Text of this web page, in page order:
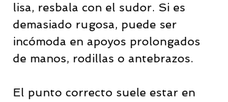
lisa, resbala con el sudor. Si es
demasiado rugosa, puede ser
incómoda en apoyos prolongados
de manos, rodillas o antebrazos.
El punto correcto suele estar en